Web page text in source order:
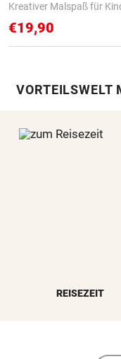
Kreativer Malspaß für
€19,90
VORTEILSWELT
REISEZEIT